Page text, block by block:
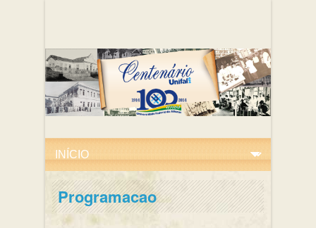
Programacao